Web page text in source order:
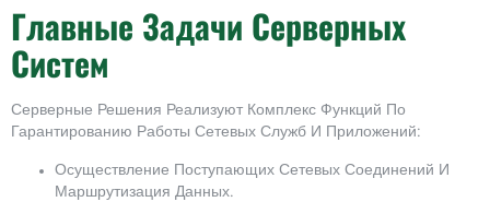
Главные Задачи Серверных
Систем
Серверные Решения Реализуют Комплекс Функций По
Гарантированию Работы Сетевых Служб И Приложений:
Осуществление Поступающих Сетевых Соединений И
Маршрутизация Данных.